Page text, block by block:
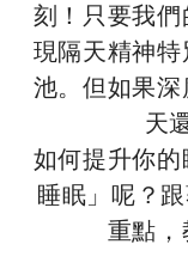
刻！只要我
現隔天精神
池。但如果
天
如何提升你
睡眠」呢？
重點，